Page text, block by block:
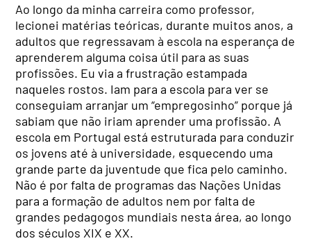
Ao longo da minha carreira como professor,
lecionei matérias teóricas, durante muitos anos, a
adultos que regressavam à escola na esperança de
aprenderem alguma coisa útil para as suas
profissões. Eu via a frustração estampada
naqueles rostos. Iam para a escola para ver se
conseguiam arranjar um “empregosinho” porque já
sabiam que não iriam aprender uma profissão. A
escola em Portugal está estruturada para conduzir
os jovens até à universidade, esquecendo uma
grande parte da juventude que fica pelo caminho.
Não é por falta de programas das Nações Unidas
para a formação de adultos nem por falta de
grandes pedagogos mundiais nesta área, ao longo
dos séculos XIX e XX.